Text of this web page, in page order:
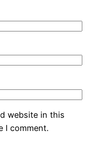
website in this
I comment.